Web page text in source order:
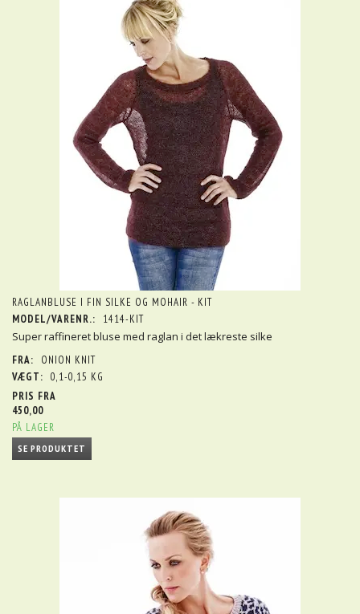
RAGLANBLUSE I FIN SILKE OG MOHAIR - KIT
MODEL/VARENR.:
1414-KIT
Super raffineret bluse med raglan i det lækreste silke
FRA:
ONION KNIT
VÆGT: 0,1-0,15 KG
PRIS FRA
450,00
PÅ LAGER
SE PRODUKTET